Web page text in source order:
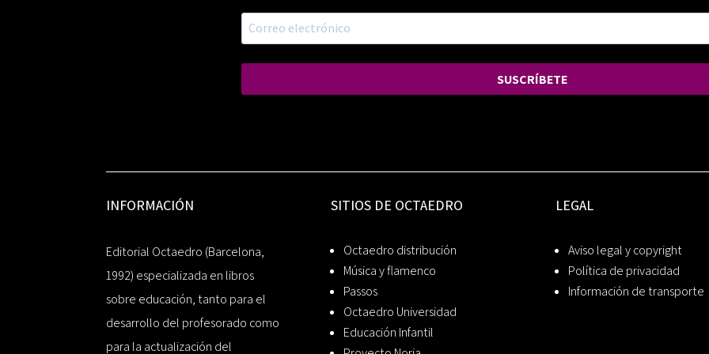
SUSCRÍBETE
INFORMACIÓN
Editorial Octaedro (Barcelona,
1992) especializada en libros
sobre educación, tanto para el
desarrollo del profesorado como
para la actualización del
SITIOS DE OCTAEDRO
Octaedro distribución
Música y flamenco
Passos
Octaedro Universidad
Educación Infantil
LEGAL
Aviso legal y copyright
Política de privacidad
Información de transporte